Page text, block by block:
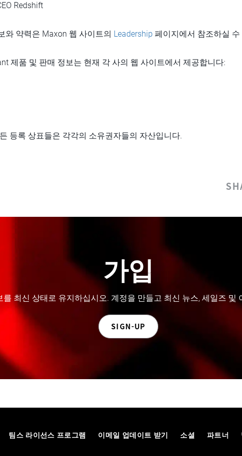
Redshift
와 약력은 Maxon 웹 사이트의 Leadership 페이지에서 참조하실 수
제품 및 판매 정보는 현재 각 사의 웹 사이트에서 제공합니다:
등록 상표들은 각각의 소유권자들의 자산입니다.
가입
를 최신 상태로 유지하십시오. 계정을 만들고 최신 뉴스, 세일즈 및
SIGN-UP
팀스 라이선스 프로그램 이메일 업데이트 받기 소셜 파트너